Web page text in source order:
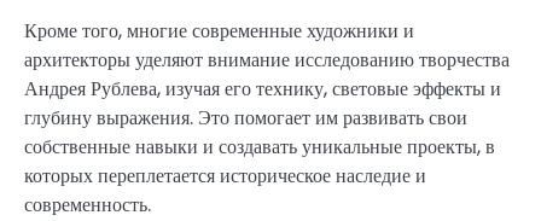
Кроме того, многие современные художники и
архитекторы уделяют внимание исследованию творчества
Андрея Рублева, изучая его технику, световые эффекты и
глубину выражения. Это помогает им развивать свои
собственные навыки и создавать уникальные проекты, в
которых переплетается историческое наследие и
современность.